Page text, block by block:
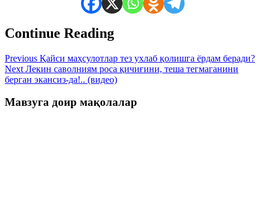
Continue Reading
Previous Қайси маҳсулотлар тез ухлаб қолишга ёрдам беради?
Next Лекин саволниям роса қичиғини, теша тегмаганини
берган экансиз-да!.. (видео)
Мавзуга доир мақолалар